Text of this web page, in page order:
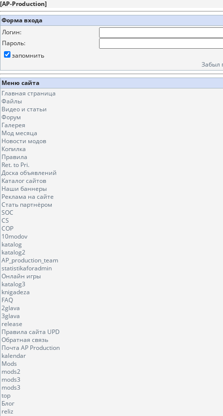
[AP-Production]
Форма входа
Логин:
Пароль:
запомнить
Забыл
Меню сайта
Главная страница
Файлы
Видео и статьи
Форум
Галерея
Мод месяца
Новости модов
Копилка
Правила
Ret. to Pri.
Доска объявлений
Каталог сайтов
Наши баннеры
Реклама на сайте
Стать партнёром
SOC
CS
COP
10modov
katalog
katalog2
AP_production_team
statistikaforadmin
Онлайн игры
katalog3
knigadeza
FAQ
2glava
3glava
release
Правила сайта UPD
Обратная связь
Почта AP Production
kalendar
Mods
mods2
mods3
mods3
top
Блог
reliz